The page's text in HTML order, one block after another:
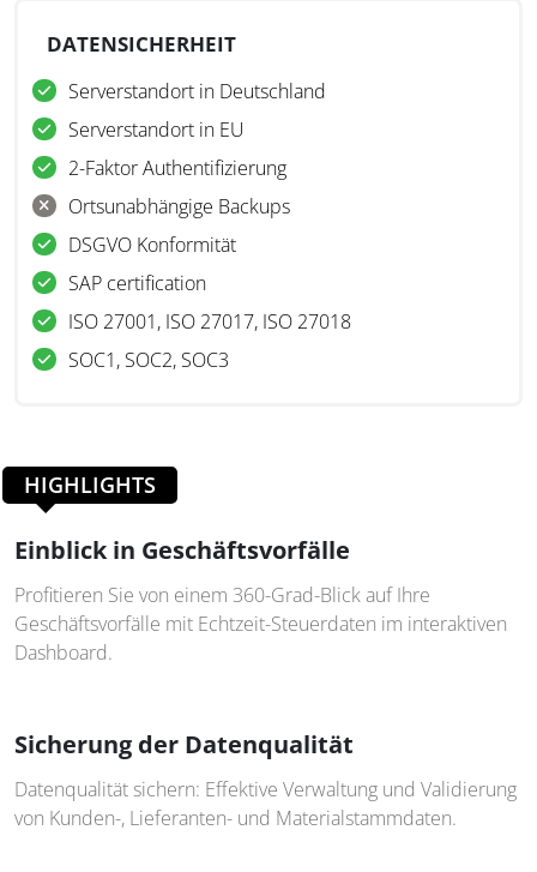
DATENSICHERHEIT
Serverstandort in Deutschland
Serverstandort in EU
2-Faktor Authentifizierung
Ortsunabhängige Backups
DSGVO Konformität
SAP certification
ISO 27001, ISO 27017, ISO 27018
SOC1, SOC2, SOC3
HIGHLIGHTS
Einblick in Geschäftsvorfälle
Profitieren Sie von einem 360-Grad-Blick auf Ihre
Geschäftsvorfälle mit Echtzeit-Steuerdaten im interaktiven
Dashboard.
Sicherung der Datenqualität
Datenqualität sichern: Effektive Verwaltung und Validierung
von Kunden-, Lieferanten- und Materialstammdaten.